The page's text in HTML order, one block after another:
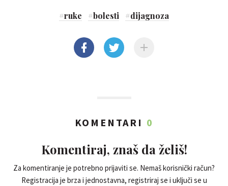
#ruke #bolesti #dijagnoza
KOMENTARI 0
Komentiraj, znaš da želiš!
Za komentiranje je potrebno prijaviti se. Nemaš korisnički račun?
Registracija je brza i jednostavna, registriraj se i uključi se u